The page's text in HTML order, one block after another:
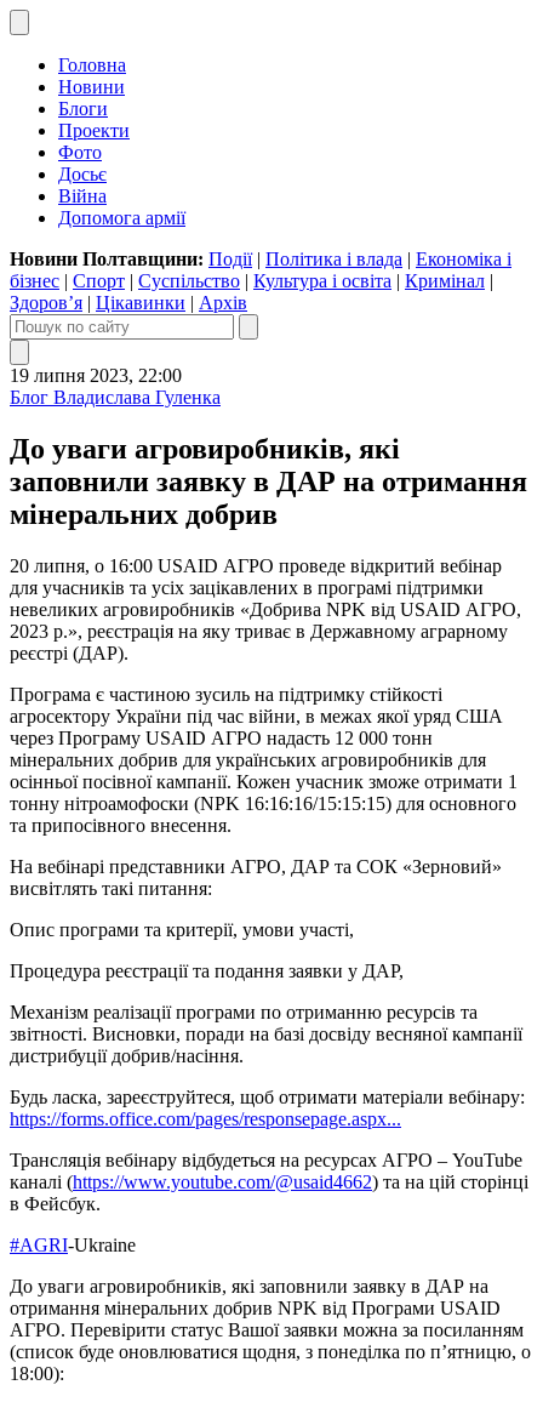
Головна
Новини
Блоги
Проекти
Фото
Досьє
Війна
Допомога армії
Новини Полтавщини: Події| Політика і влада | Економіка і
бізнес | Спорт | Суспільство | Культура і освіта | Кримінал |
Здоров’я | Цікавинки | Архів
19 липня 2023, 22:00
Блог Владислава Гуленка
До уваги агровиробників, які
заповнили заявку в ДАР на отримання
мінеральних добрив
20 липня, о 16:00 USAID АГРО проведе відкритий вебінар
для учасників та усіх зацікавлених в програмі підтримки
невеликих агровиробників «Добрива NPK від USAID АГРО,
2023 р.», реєстрація на яку триває в Державному аграрному
реєстрі (ДАР).
Програма є частиною зусиль на підтримку стійкості
агросектору України під час війни, в межах якої уряд США
через Програму USAID АГРО надасть 12 000 тонн
мінеральних добрив для українських агровиробників для
осінньої посівної кампанії. Кожен учасник зможе отримати 1
тонну нітроамофоски (NPK 16:16:16/15:15:15) для основного
та припосівного внесення.
На вебінарі представники АГРО, ДАР та СОК «Зерновий»
висвітлять такі питання:
Опис програми та критерії, умови участі,
Процедура реєстрації та подання заявки у ДАР,
Механізм реалізації програми по отриманню ресурсів та
звітності. Висновки, поради на базі досвіду весняної кампанії
дистрибуції добрив/насіння.
Будь ласка, зареєструйтеся, щоб отримати матеріали вебінару:
https://forms.office.com/pages/responsepage.aspx...
Трансляція вебінару відбудеться на ресурсах АГРО – YouTube
каналі (https://www.youtube.com/@usaid4662) та на цій сторінці
в Фейсбук.
#AGRI-Ukraine
До уваги агровиробників, які заповнили заявку в ДАР на
отримання мінеральних добрив NPK від Програми USAID
АГРО. Перевірити статус Вашої заявки можна за посиланням
(список буде оновлюватися щодня, з понеділка по п’ятницю, о
18:00):